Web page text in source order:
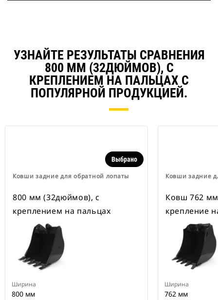
УЗНАЙТЕ РЕЗУЛЬТАТЫ СРАВНЕНИЯ
800 ММ (32ДЮЙМОВ), С
КРЕПЛЕНИЕМ НА ПАЛЬЦАХ С
ПОПУЛЯРНОЙ ПРОДУКЦИЕЙ.
Ковши задние для обратной лопаты
Выбрано
800 мм (32дюймов), с
креплением на пальцах
Ширина
800 мм
Ковши задние
Ковш 762
крепление
Ширина
762 мм